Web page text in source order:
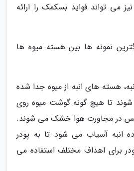
می تواند فواید بسکمک را ارائه
نمونه ها بین هسته میوه ها
هسته های انبه از میوه جدا شده
تا هیچ گونه گوشت میوه روی
در مجاورت هوا خشک می شوند.
آسیاب می شود تا به پودر
برای اهداف مختلف استفاده می